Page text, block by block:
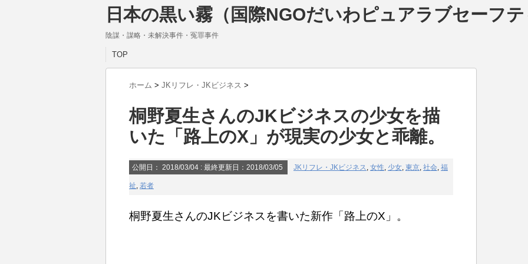
日本の黒い霧（国際NGOだいわピュアラブセーフテ
陰謀・謀略・未解決事件・冤罪事件
TOP
ホーム > JKリフレ・JKビジネス >
桐野夏生さんのJKビジネスの少女を描
いた「路上のX」が現実の少女と乖離。
公開日： 2018/03/04 : 最終更新日：2018/03/05 JKリフレ・JKビジネス, 女性, 少女, 東京, 社会, 福
祉, 若者
桐野夏生さんのJKビジネスを書いた新作「路上のX」。